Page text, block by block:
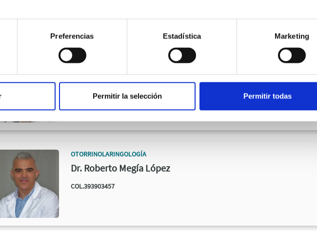
Preferencias Estadística Marketing
Permitir la selección Permitir todas
OTORRINOLARINGOLOGÍA
Dr. Adolfo del Valle Zapico
OTORRINOLARINGOLOGÍA
Dr. Roberto Megía López
COL.393903457